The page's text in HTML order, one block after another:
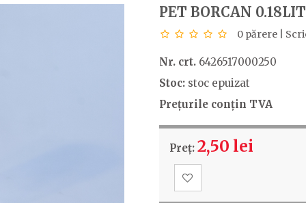
PET BORCAN
0 părere|
Nr. crt.6426517000250
Stoc:stoc epuizat
Prețurile conțin TVA
Preț: 2,50 lei